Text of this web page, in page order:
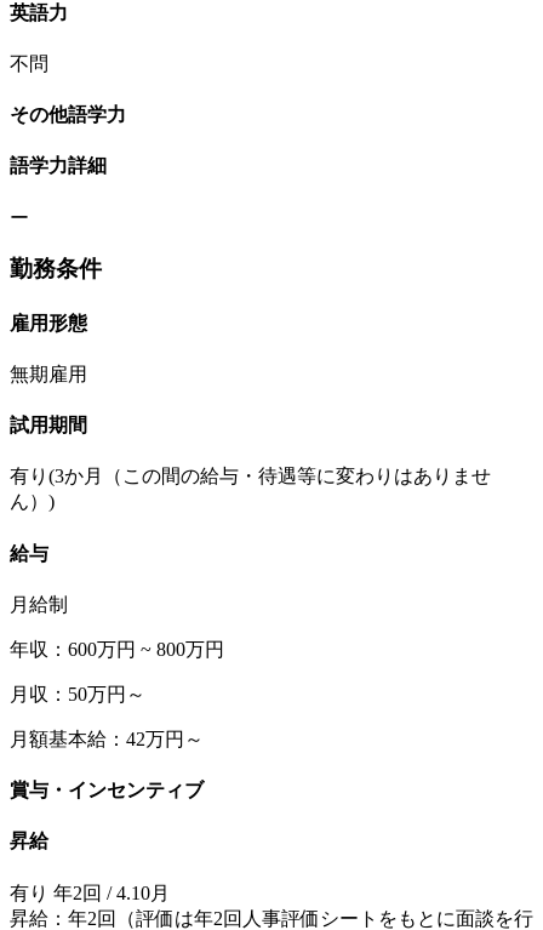
英語力
不問
その他語学力
語学力詳細
ー
勤務条件
雇用形態
無期雇用
試用期間
有り(3か月（この間の給与・待遇等に変わりはありませ
ん）)
給与
月給制
年収：600万円 ~ 800万円
月収：50万円～
月額基本給：42万円～
賞与・インセンティブ
昇給
有り 年2回 / 4.10月
昇給：年2回（評価は年2回人事評価シートをもとに面談を行